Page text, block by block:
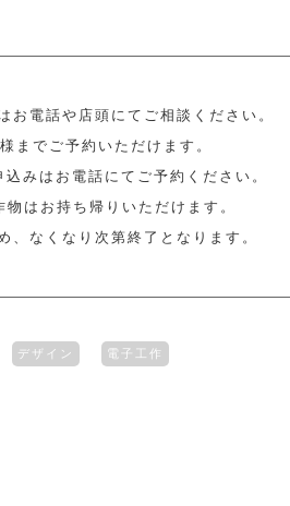
お電話や店頭にてご相談ください。
までご予約いただけます。
みはお電話にてご予約ください。
はお持ち帰りいただけます。
、なくなり次第終了となります。
デザイン 電子工作